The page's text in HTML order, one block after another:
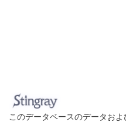
このデータベースのデータお